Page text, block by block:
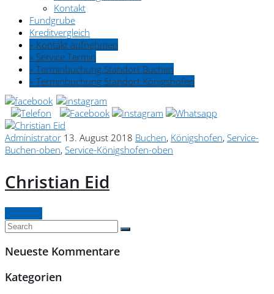
Kontakt
Fundgrube
Kreditvergleich
» Kontakt aufnehmen
» Service Termin
» Terminbuchung Standort Buchen
» Terminbuchung Standort Königshofen
Administrator 13. August 2018 Buchen, Königshofen, Service-
Buchen-oben, Service-Königshofen-oben
Christian Eid
Neueste Kommentare
Kategorien